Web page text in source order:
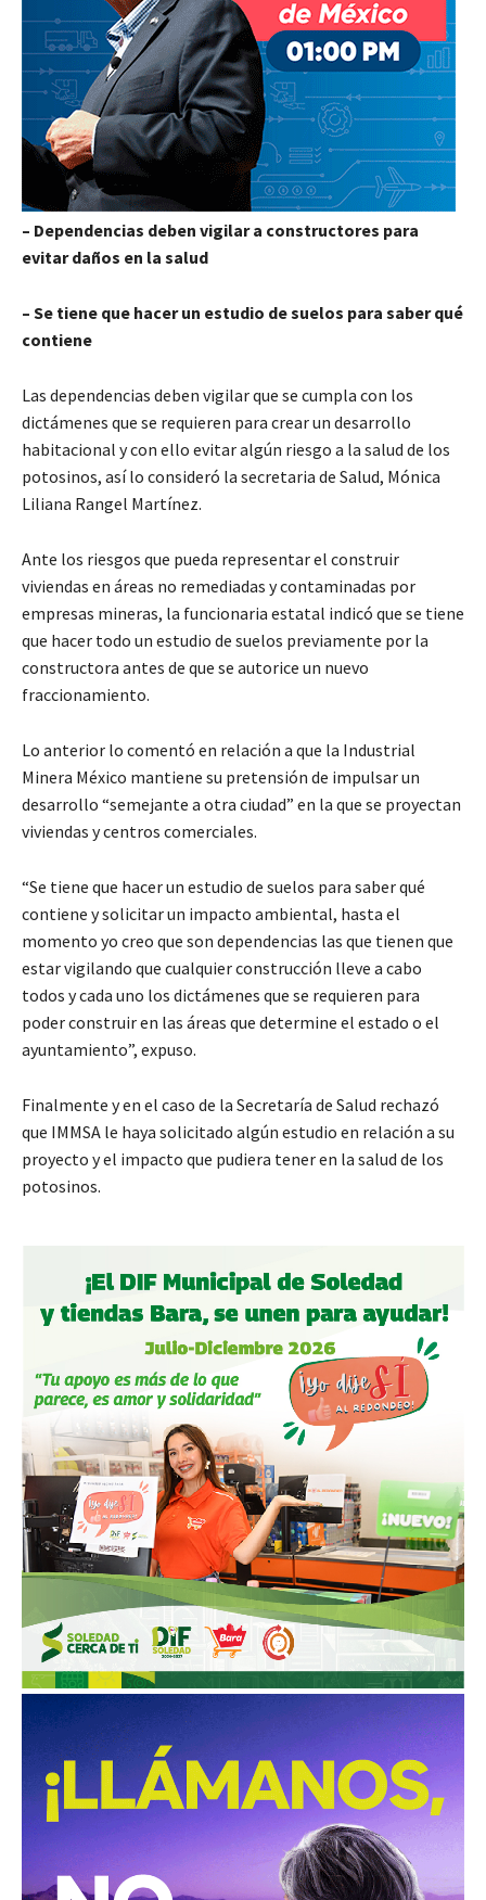
– Dependencias deben vigilar a constructores para
evitar daños en la salud
– Se tiene que hacer un estudio de suelos para saber qué
contiene
Las dependencias deben vigilar que se cumpla con los
dictámenes que se requieren para crear un desarrollo
habitacional y con ello evitar algún riesgo a la salud de los
potosinos, así lo consideró la secretaria de Salud, Mónica
Liliana Rangel Martínez.
Ante los riesgos que pueda representar el construir
viviendas en áreas no remediadas y contaminadas por
empresas mineras, la funcionaria estatal indicó que se tiene
que hacer todo un estudio de suelos previamente por la
constructora antes de que se autorice un nuevo
fraccionamiento.
Lo anterior lo comentó en relación a que la Industrial
Minera México mantiene su pretensión de impulsar un
desarrollo “semejante a otra ciudad” en la que se proyectan
viviendas y centros comerciales.
“Se tiene que hacer un estudio de suelos para saber qué
contiene y solicitar un impacto ambiental, hasta el
momento yo creo que son dependencias las que tienen que
estar vigilando que cualquier construcción lleve a cabo
todos y cada uno los dictámenes que se requieren para
poder construir en las áreas que determine el estado o el
ayuntamiento”, expuso.
Finalmente y en el caso de la Secretaría de Salud rechazó
que IMMSA le haya solicitado algún estudio en relación a su
proyecto y el impacto que pudiera tener en la salud de los
potosinos.